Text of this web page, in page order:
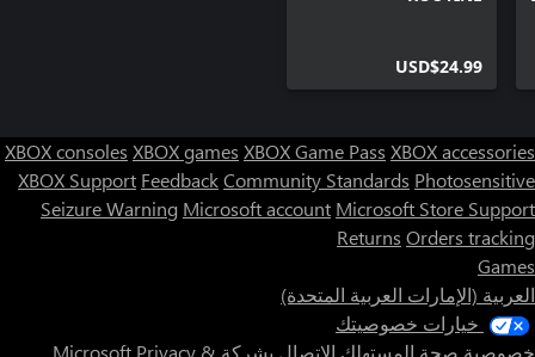
USD$24.99
XBOX consoles XBOX games XBOX Game Pass XBOX accessories
XBOX Support FeedbackCommunity Standards Photosensitive
Seizure Warning Microsoft account Microsoft Store Support
Returns Orders tracking
Games
العربية (الإمارات العربية المتحدة)
خيارات خصوصيتك
خصوصية صحة المستهلك الاتصال بشركة Microsoft Privacy &